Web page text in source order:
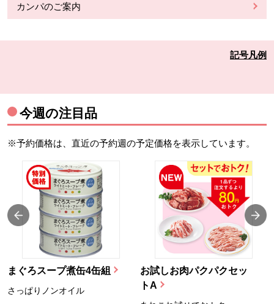
カンパのご案内
記号凡例
今週の注目品
※予約価格は、直近の予約週の予定価格を表示しています。
まぐろスープ煮缶4缶組
さっぱりノンオイル
お試しお肉パクパクセッ
トA